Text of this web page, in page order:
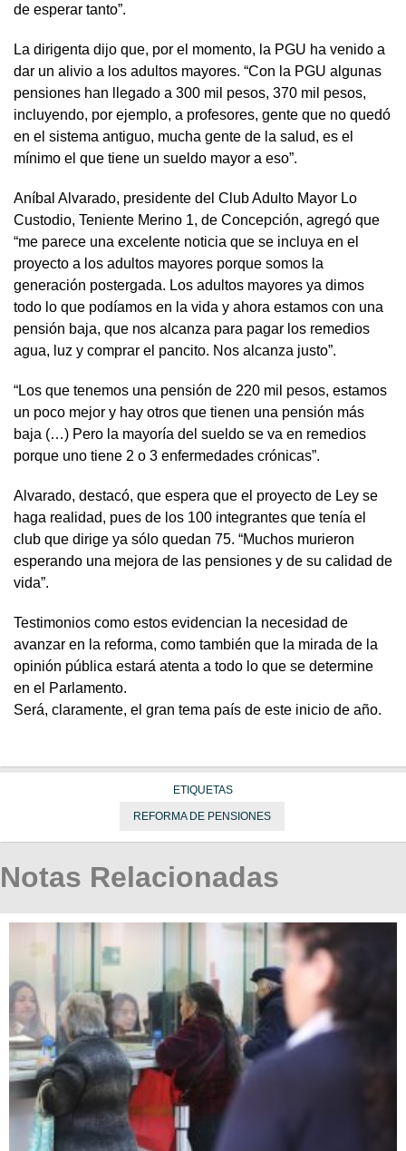
de esperar tanto”.
La dirigenta dijo que, por el momento, la PGU ha venido a
dar un alivio a los adultos mayores. “Con la PGU algunas
pensiones han llegado a 300 mil pesos, 370 mil pesos,
incluyendo, por ejemplo, a profesores, gente que no quedó
en el sistema antiguo, mucha gente de la salud, es el
mínimo el que tiene un sueldo mayor a eso”.
Aníbal Alvarado, presidente del Club Adulto Mayor Lo
Custodio, Teniente Merino 1, de Concepción, agregó que
“me parece una excelente noticia que se incluya en el
proyecto a los adultos mayores porque somos la
generación postergada. Los adultos mayores ya dimos
todo lo que podíamos en la vida y ahora estamos con una
pensión baja, que nos alcanza para pagar los remedios
agua, luz y comprar el pancito. Nos alcanza justo”.
“Los que tenemos una pensión de 220 mil pesos, estamos
un poco mejor y hay otros que tienen una pensión más
baja (…) Pero la mayoría del sueldo se va en remedios
porque uno tiene 2 o 3 enfermedades crónicas”.
Alvarado, destacó, que espera que el proyecto de Ley se
haga realidad, pues de los 100 integrantes que tenía el
club que dirige ya sólo quedan 75. “Muchos murieron
esperando una mejora de las pensiones y de su calidad de
vida”.
Testimonios como estos evidencian la necesidad de
avanzar en la reforma, como también que la mirada de la
opinión pública estará atenta a todo lo que se determine
en el Parlamento.
Será, claramente, el gran tema país de este inicio de año.
ETIQUETAS
REFORMA DE PENSIONES
Notas Relacionadas